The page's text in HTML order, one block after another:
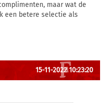
maar wat de
een betere selectie als
15-11-2022 10:23:20